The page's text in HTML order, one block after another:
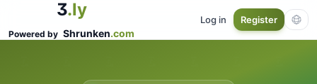
3.ly
Powered by Shrunken.com
Log in Register